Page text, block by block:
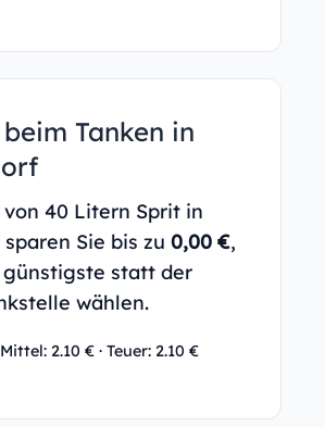
Tanken in
von 40 Litern Sprit in
Sie bis zu 0,00 €,
günstigste statt der
wählen.
2.10 € · Teuer: 2.10 €